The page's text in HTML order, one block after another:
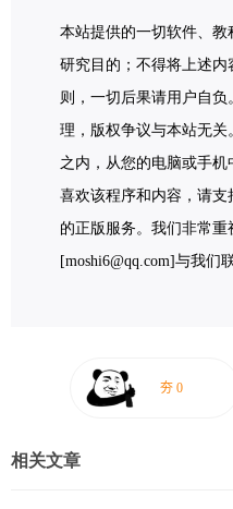
本站提供的一切软件、教
研究目的；不得将上述
则，一切后果请用户自
理，版权争议与本站无
之内，从您的电脑或手
喜欢该程序和内容，请
的正版服务。我们非常
[moshi6@qq.com]与我们
相关文章